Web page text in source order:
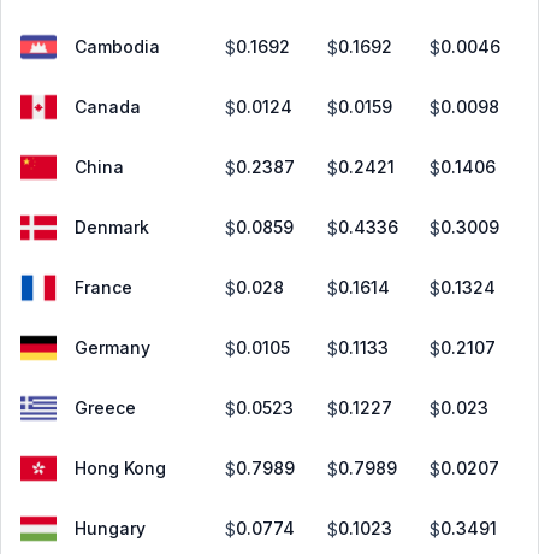
Cambodia $0.1692 $0.1692 $0.0046
Canada $0.0124 $0.0159 $0.0098
China $0.2387 $0.2421 $0.1406
Denmark $0.0859 $0.4336 $0.3009
France $0.028 $0.1614 $0.1324
Germany $0.0105 $0.1133 $0.2107
Greece $0.0523 $0.1227 $0.023
Hong Kong $0.7989 $0.7989 $0.0207
Hungary $0.0774 $0.1023 $0.3491